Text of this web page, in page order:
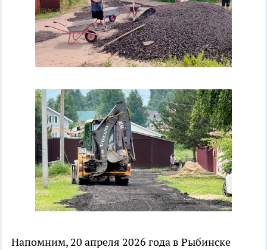
Напомним, 20 апреля 2026 года в Рыбинске